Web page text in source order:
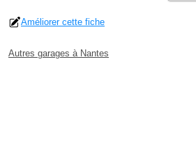
Améliorer cette fiche
Autres garages à Nantes